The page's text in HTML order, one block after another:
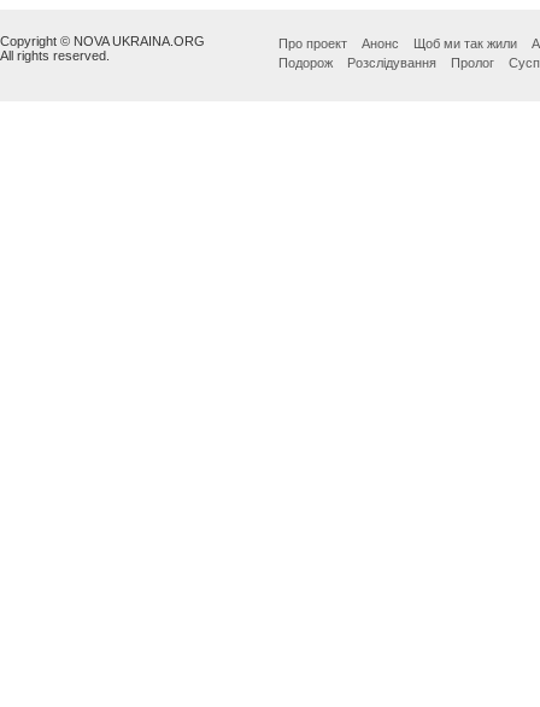
Copyright © NOVA UKRAINA.ORG
All rights reserved.
Про проект Анонс Щоб ми так жили
Подорож
Розслідування Пролог